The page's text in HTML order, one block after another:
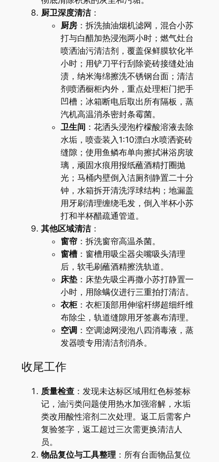
厨卫深度清洁：
厨房：拆洗抽油烟机滤网，混合小苏
打与白醋加热浸泡两小时；燃气灶台
喷洒油污清洁剂，覆盖保鲜膜软化半
小时；用铲刀平行刮除瓷砖接缝处油
渍，纳米海绵擦洗不锈钢台面；清洁
剂喷洒橱柜内外，重点处理柜门把手
凹槽；冰箱断电后取出所有隔板，蒸
汽机高温消杀密封条霉菌。
卫生间 ：花洒头浸泡柠檬酸溶液去除
水垢，喷壶装入1:10漂白水喷洒瓷砖
缝隙；使用鱼鳞布单向擦拭淋浴房玻
璃，顽固水痕用报纸蘸酒精打圈抛
光；马桶内壁倒入洁厕剂静置二十分
钟，水箱拆开清洗浮球结构；地漏盖
用牙刷清理缠绕毛发，倒入半杯小苏
打和半杯醋疏通管道。
其他区域清洁：
窗帘：拆洗窗帘高温杀菌。
窗槽：窗槽用吸尘器尖嘴吸头清理
后，软毛刷蘸酒精擦洗轨道。
床垫：床垫先吸尘再撒小苏打静置一
小时，用除螨仪进行三重拍打清洁。
衣柜：衣柜顶部用伸缩杆绑超细纤维
布除尘，轨道缝隙用牙签裹布清理。
空调 ：空调滤网浸泡八四消毒液，蒸
发器喷专用清洁剂消杀。
收尾工作
质量检查：发现未达标区域用红色标签标
记，油污类问题使用热水加强溶解，水垢
类改用酸性溶剂二次处理。返工后需客户
复验签字，返工超过三次需更换清洁人
员。
物品复位与工具整理 ：所有台面物品复位